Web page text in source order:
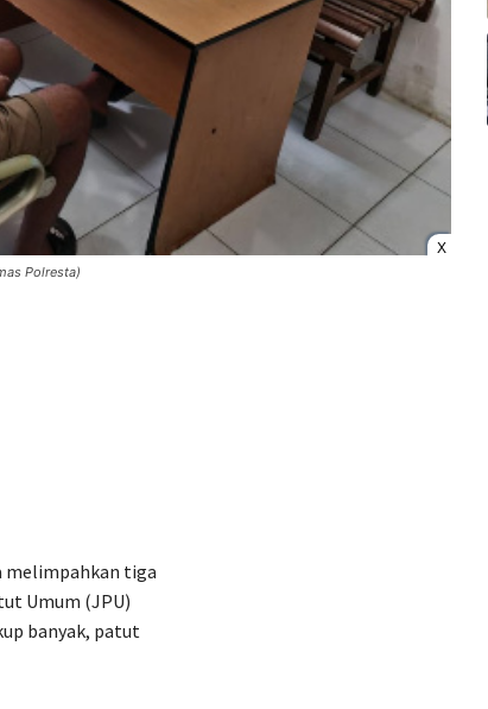
X
Polresta)
melimpahkan tiga
Umum (JPU)
banyak, patut